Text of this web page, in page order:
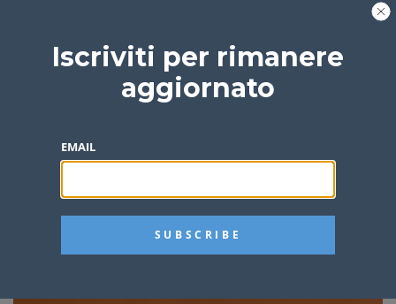
Iscriviti per rimanere
aggiornato
EMAIL